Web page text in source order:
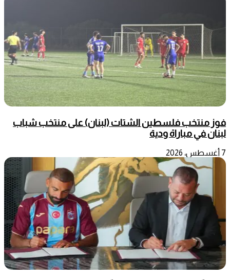
فوز منتخب فلسطين الشتات (لبنان) على منتخب شباب
لبنان في مباراة ودية
7 أغسطس، 2026